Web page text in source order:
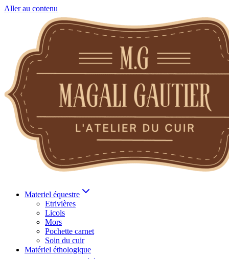
Aller au contenu
Materiel équestre
Etrivières
Licols
Mors
Pochette carnet
Soin du cuir
Matériel éthologique